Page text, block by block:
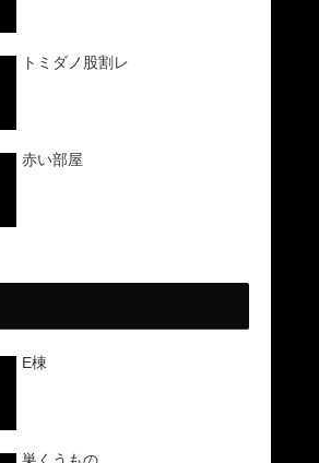
トミダノ股割レ
赤い部屋
E棟